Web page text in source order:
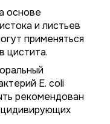
основе
и листьев
применяться
цистита.
E. coli
рекомендован